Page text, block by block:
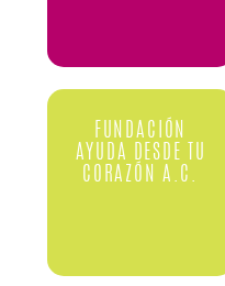
FUNDACIÓN
AYUDA DESDE TU
CORAZÓN A.C.